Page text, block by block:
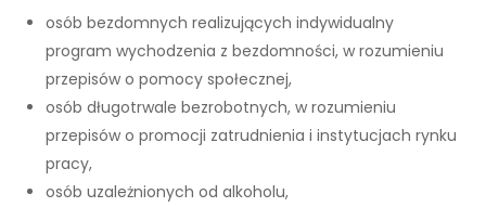
osób bezdomnych realizujących indywidualny
program wychodzenia z bezdomności, w rozumieniu
przepisów o pomocy społecznej,
osób długotrwale bezrobotnych, w rozumieniu
przepisów o promocji zatrudnienia i instytucjach rynku
pracy,
osób uzależnionych od alkoholu,